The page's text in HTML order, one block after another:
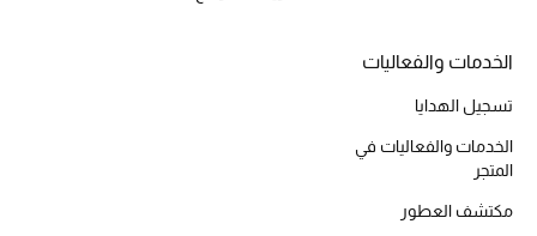
خصومات
جميع مستحضرات الجمال
الجديد في عالم الجمال
الخدمات والفعاليات
تسجيل الهدايا
الخدمات والفعاليات في
المتجر
مكتشف العطور